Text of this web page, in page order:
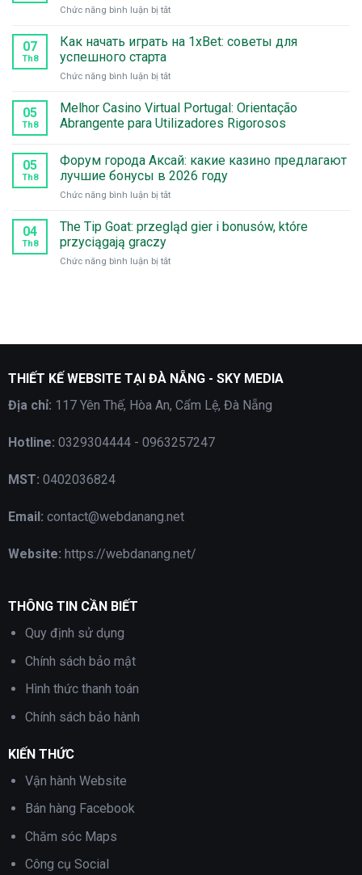
Chức năng bình luận bị tắtở
Casino
go-
site
for
and
exciting
07
Th8
Как начать играть на 1xBet: советы для
успешного старта
Chức năng bình luận bị tắtở
начать
играть
на
советы
для
успешного
старта
05
Th8
Melhor Casino Virtual Portugal: Orientação
Abrangente para Utilizadores Rigorosos
05
Th8
Форум города Аксай: какие казино предлагают
лучшие бонусы в 2026 году
Chức năng bình luận bị tắtở
города
Аксай:
казино
году
04
Th8
The Tip Goat: przegląd gier i bonusów, które
przyciągają graczy
Chức năng bình luận bị tắtở
i
które
przyciągają
graczy
THIẾT KẾ WEBSITE TẠI ĐÀ NẴNG - SKY MEDIA
Địa chỉ: 117 Yên Thế, Hòa An, Cẩm Lệ, Đà Nẵng
Hotline: 0329304444 - 0963257247
MST: 0402036824
Email: contact@webdanang.net
Website: https://webdanang.net/
THÔNG TIN CẦN BIẾT
Quy định sử dụng
Chính sách bảo mật
Hình thức thanh toán
Chính sách bảo hành
KIẾN THỨC
Vận hành Website
Bán hàng Facebook
Chăm sóc Maps
Công cụ Social